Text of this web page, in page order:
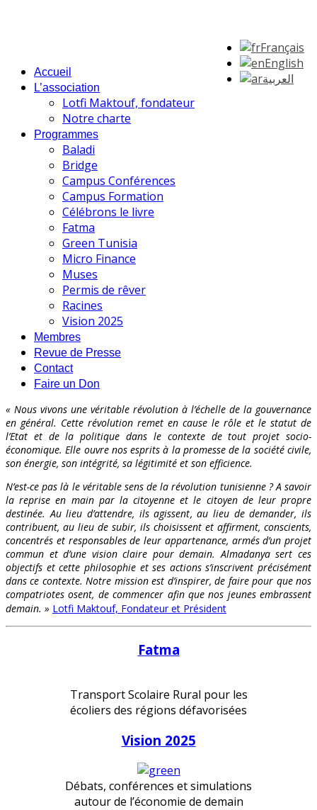
Français
English
العربية
Accueil
L’association
Lotfi Maktouf, fondateur
Notre charte
Programmes
Baladi
Bridge
Campus Conférences
Campus Formation
Célébrons le livre
Fatma
Green Tunisia
Micro Finance
Muses
Permis de rêver
Racines
Vision 2025
Membres
Revue de Presse
Contact
Faire un Don
« Nous vivons une véritable révolution à l’échelle de la gouvernance
en général. Cette révolution remet en cause le rôle et le statut de
l’Etat et de la politique dans le contexte de tout projet socio-
économique. Elle ouvre nos esprits à la promesse de la société civile,
son énergie, son intégrité, sa légitimité et son efficience.
N’est-ce pas là le véritable sens de la révolution tunisienne ? A savoir
la reprise en main par la citoyenne et le citoyen de leur propre
destinée. Au lieu d’attendre, ils agissent, au lieu de demander, ils
contribuent, au lieu de subir, ils choisissent et affirment, conscients,
concentrés et responsables de leur appartenance, armés d’un projet
commun et d’une vision claire pour demain. Almadanya sert ces
objectifs et cette philosophie et ses actions s’inscrivent précisément
dans ce contexte. Notre mission est d’inspirer, de faire pour que nos
compatriotes osent, de commencer afin que nos jeunes embrassent
demain. » Lotfi Maktouf, Fondateur et Président
Fatma
Transport Scolaire Rural pour les
écoliers des régions défavorisées
Vision 2025
Débats, conférences et simulations
autour de l’économie de demain